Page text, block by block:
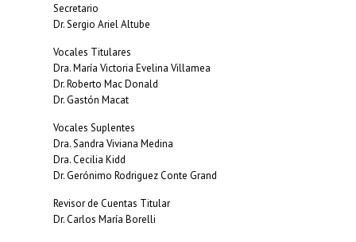
Secretario
Dr. Sergio Ariel Altube
Vocales Titulares
Dra. María Victoria Evelina Villamea
Dr. Roberto Mac Donald
Dr. Gastón Macat
Vocales Suplentes
Dra. Sandra Viviana Medina
Dra. Cecilia Kidd
Dr. Gerónimo Rodriguez Conte Grand
Revisor de Cuentas Titular
Dr. Carlos María Borelli